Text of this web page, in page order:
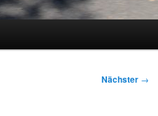
Nächster →